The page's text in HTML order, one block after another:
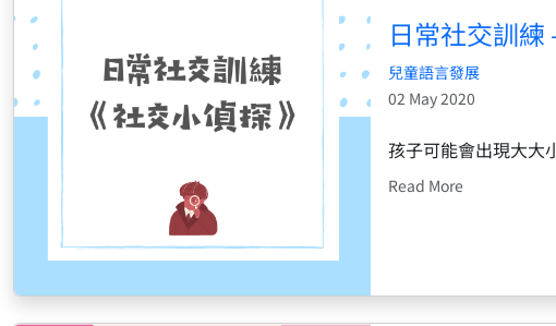
日常社交訓練
兒童語言發展
02 May 2020
孩子可能會出現大大
Read More